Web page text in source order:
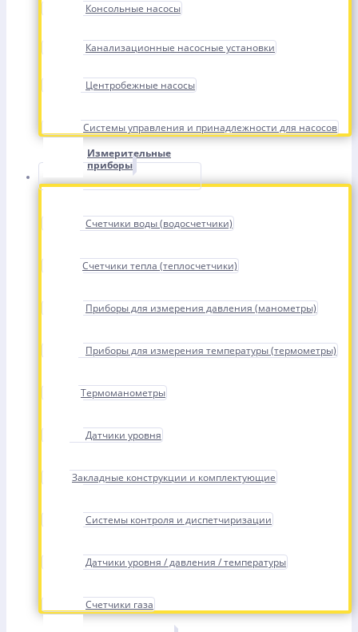
Консольные насосы
Канализационные насосные установки
Центробежные насосы
Системы управления и принадлежности для насосов
Измерительные
приборы
Счетчики воды (водосчетчики)
Счетчики тепла (теплосчетчики)
Приборы для измерения давления (манометры)
Приборы для измерения температуры (термометры)
Термоманометры
Датчики уровня
Закладные конструкции и комплектующие
Системы контроля и диспетчиризации
Датчики уровня / давления / температуры
Счетчики газа